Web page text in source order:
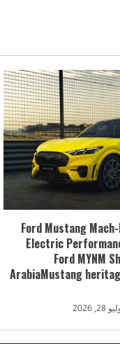
Ford Mustang
Electric
Ford MYNM
ArabiaMustang
28, 2026